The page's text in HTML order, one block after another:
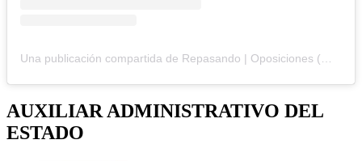
Una publicación compartida de Repasando | Oposiciones (@repasandosinpapeles)
AUXILIAR ADMINISTRATIVO DEL
ESTADO